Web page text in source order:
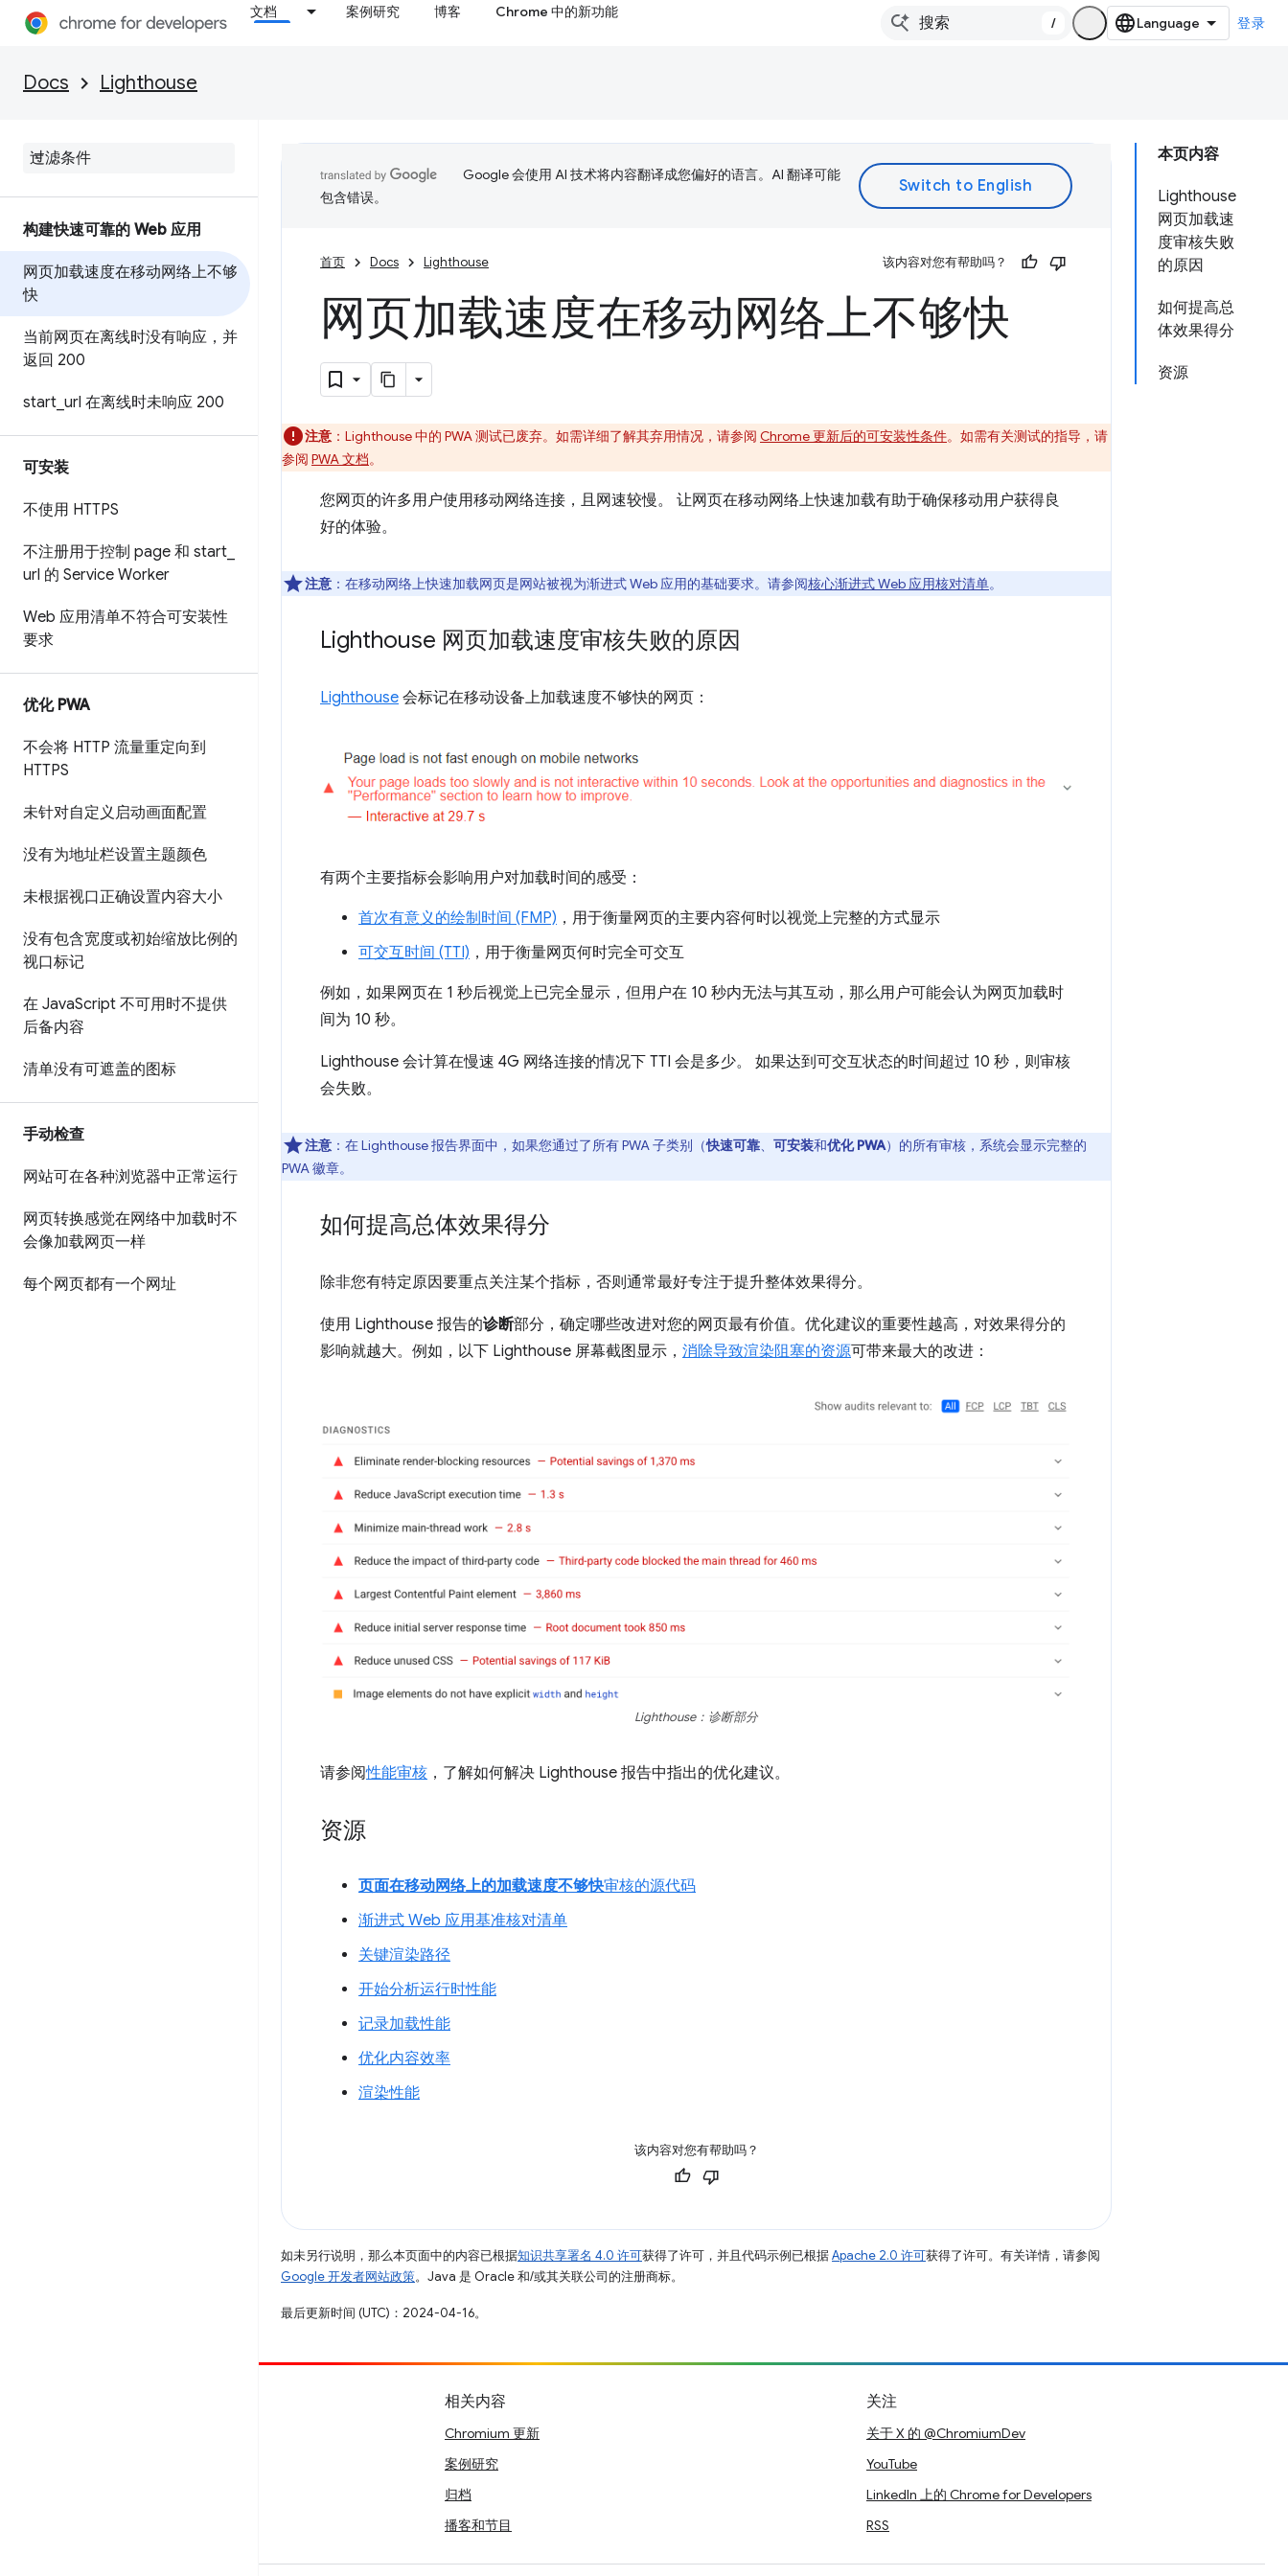
文档 案例研究 博客 Chrome 中的新功能
/ 登录
Docs Lighthouse
构建快速可靠的 Web 应用
网页加载速度在移动网络上不够
快
当前网页在离线时没有响应，并
返回 200
start url 在离线时未响应 200
可安装
不使用 HTTPS
不注册用于控制 page 和 start
url 的 Service Worker
Web 应用清单不符合可安装性
要求
优化 PWA
不会将 HTTP 流量重定向到
HTTPS
未针对自定义启动画面配置
没有为地址栏设置主题颜色
未根据视口正确设置内容大小
没有包含宽度或初始缩放比例的
视口标记
在 JavaScript 不可用时不提供
后备内容
清单没有可遮盖的图标
手动检查
网站可在各种浏览器中正常运行
网页转换感觉在网络中加载时不
会像加载网页一样
每个网页都有一个网址
本页内容
Lighthouse
网页加载速
度审核失败
的原因
如何提高总
体效果得分
资源
Google 会使用 AI 技术将内容翻译成您偏好的语言。AI 翻译可能
包含错误。
首页 Docs Lighthouse 该内容对您有帮助吗？
网页加载速度在移动网络上不够快
注意 ：Lighthouse 中的 PWA 测试已废弃。如需详细了解其弃用情况，请参阅 Chrome 更新后的可安装性条件。如需有关测试的指导，请
参阅 PWA 文档。
您网页的许多用户使用移动网络连接，且网速较慢。 让网页在移动网络上快速加载有助于确保移动用户获得良
好的体验。
注意 ：在移动网络上快速加载网页是网站被视为渐进式 Web 应用的基础要求。请参阅核心渐进式 Web 应用核对清单。
Lighthouse 网页加载速度审核失败的原因
Lighthouse 会标记在移动设备上加载速度不够快的网页：
有两个主要指标会影响用户对加载时间的感受：
首次有意义的绘制时间 (FMP) ，用于衡量网页的主要内容何时以视觉上完整的方式显示
可交互时间 (TTI) ，用于衡量网页何时完全可交互
例如，如果网页在 1 秒后视觉上已完全显示，但用户在 10 秒内无法与其互动，那么用户可能会认为网页加载时
间为 10 秒。
Lighthouse 会计算在慢速 4G 网络连接的情况下 TTI 会是多少。 如果达到可交互状态的时间超过 10 秒，则审核
会失败。
注意 ：在 Lighthouse 报告界面中，如果您通过了所有 PWA 子类别（快速可靠、 可安装和优化 PWA）的所有审核，系统会显示完整的
PWA 徽章。
如何提高总体效果得分
除非您有特定原因要重点关注某个指标，否则通常最好专注于提升整体效果得分。
使用 Lighthouse 报告的诊断部分，确定哪些改进对您的网页最有价值。优化建议的重要性越高，对效果得分的
影响就越大。例如，以下 Lighthouse 屏幕截图显示， 消除导致渲染阻塞的资源可带来最大的改进：
Lighthouse：诊断部分
请参阅性能审核 ，了解如何解决 Lighthouse 报告中指出的优化建议。
资源
页面在移动网络上的加载速度不够快审核的源代码
渐进式 Web 应用基准核对清单
关键渲染路径
开始分析运行时性能
记录加载性能
优化内容效率
渲染性能
该内容对您有帮助吗？
如未另行说明，那么本页面中的内容已根据知识共享署名 4.0 许可获得了许可，并且代码示例已根据Apache 2.0 许可获得了许可。有关详情，请参阅
Google 开发者网站政策。Java 是 Oracle 和/或其关联公司的注册商标。
最后更新时间 (UTC)：2024-04-16。
相关内容
Chromium 更新
案例研究
归档
播客和节目
关注
关于 X 的 @ChromiumDev
YouTube
LinkedIn 上的 Chrome for Developers
RSS